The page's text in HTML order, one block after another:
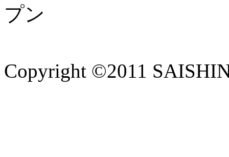
プン
Copyright ©2011